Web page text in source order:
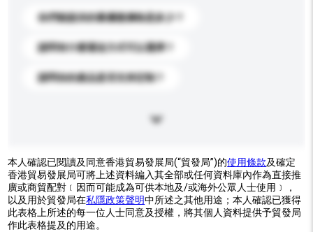
你們能提供的最優惠價格是多少？
請問有什麼運送方式可以選擇？
請問你的產品是否支持定制？
本人確認已閱讀及同意香港貿易發展局(“貿發局”)的使用條款及確定
香港貿易發展局可將上述資料編入其全部或任何資料庫內作為直接推
廣或商貿配對﹝因而可能成為可供本地及/或海外公眾人士使用﹞，
以及用於貿發局在私隱政策聲明中所述之其他用途；本人確認已獲得
此表格上所述的每一位人士同意及授權，將其個人資料提供予貿發局
作此表格提及的用途。